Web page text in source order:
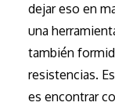
dejar eso en
una
también
resistencias.
es encontrar